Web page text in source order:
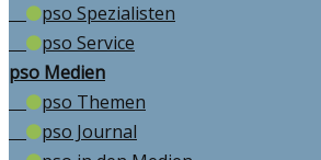
pso Spezialisten
pso Service
pso Medien
pso Themen
pso Journal